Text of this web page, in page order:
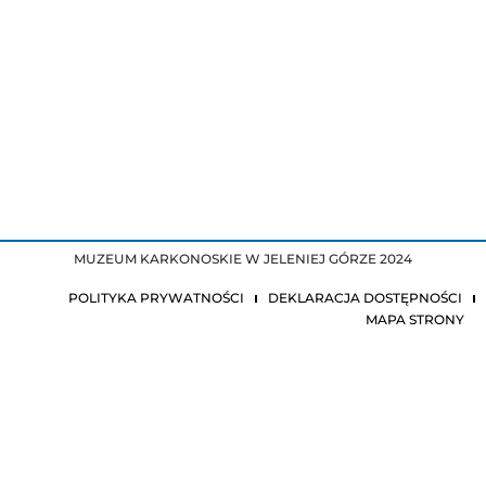
MUZEUM KARKONOSKIE W JELENIEJ GÓRZE 2024
POLITYKA PRYWATNOŚCI
DEKLARACJA DOSTĘPNOŚCI
MAPA STRONY